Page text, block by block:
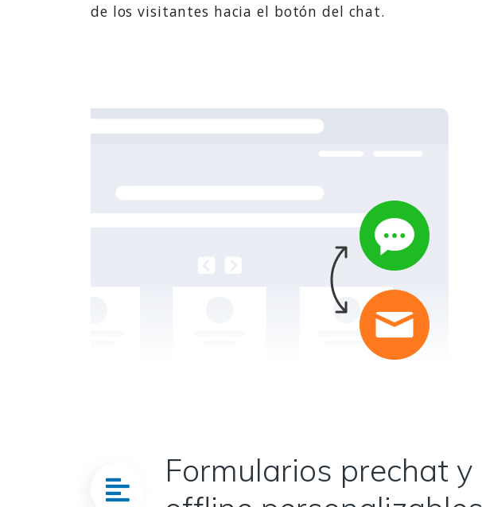
de los visitantes hacia el botón del chat.
Formularios prechat y